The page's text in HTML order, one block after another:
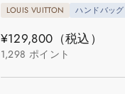
LOUIS VUITTON ハンドバッグ
通
常
価
¥129,800 （税込）
1,298 ポイント